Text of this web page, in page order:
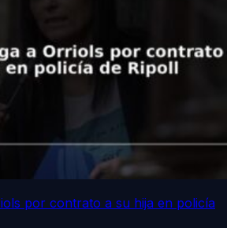
por contrato a su hija en policía